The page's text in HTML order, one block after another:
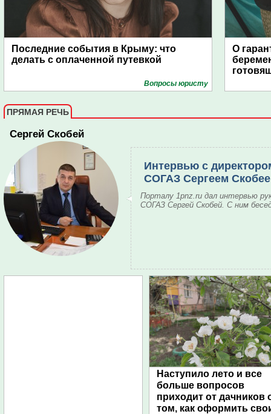
Последние события в Крыму: что
делать с оплаченной путевкой
Вопросы юристу
О
ПРЯМАЯ РЕЧЬ
Сергей Скобей
Интервью с
СОГАЗ Сергеем
Порталу 1pnz.ru дал интервью
СОГАЗ Сергей Скобей. С ним
Наступило лето и все
больше вопросов
приходит от дачников
том, как оформить